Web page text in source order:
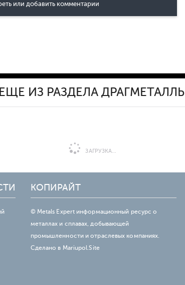
или добавить комментарии
ЕЩЕ ИЗ РАЗДЕЛА ДРАГМЕТАЛЛЫ
ЗАГРУЗКА...
КОПИРАЙТ
© Metals Expert информационный ресурс о
металлах и сплавах, добывающей
промышленности и отраслевых компаниях.
Сделано в Mariupol.Site